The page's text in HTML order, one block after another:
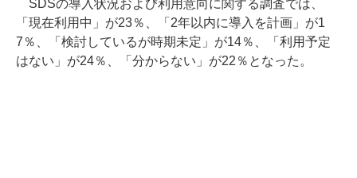
SDSの導入状況および利用意向に関する調査では、
「現在利用中」が23％、「2年以内に導入を計画」が1
7％、「検討しているが時期未定」が14％、「利用予定
はない」が24％、「分からない」が22％となった。